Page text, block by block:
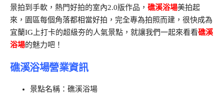
景拍到手軟，熱門好拍的室內2.0版作品， 礁溪浴場美拍起
來，園區每個角落都相當好拍，完全專為拍照而建，很快成為
宜蘭IG上打卡的超級夯的人氣景點，就讓我們一起來看看礁溪
浴場的魅力吧！
礁溪浴場營業資訊
景點名稱：礁溪浴場